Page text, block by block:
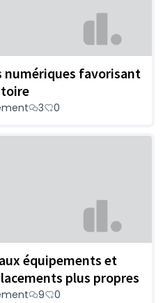
numériques favorisant
3 0
équipements et
plus propres
9 0